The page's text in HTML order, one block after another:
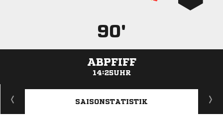
90'
ABPFIFF
14:25UHR
ANZEIGE
SAISONSTATISTIK